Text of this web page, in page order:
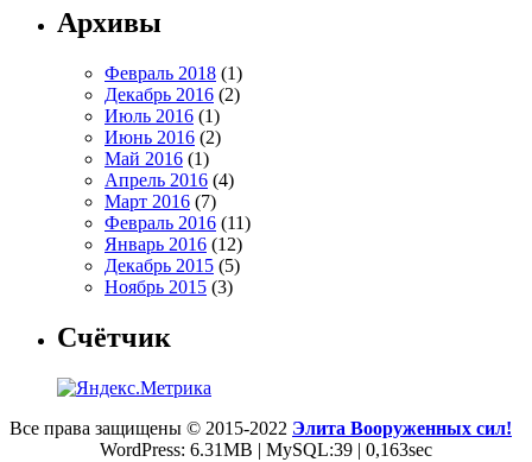
Архивы
Февраль 2018 (1)
Декабрь 2016 (2)
Июль 2016 (1)
Июнь 2016 (2)
Май 2016 (1)
Апрель 2016 (4)
Март 2016 (7)
Февраль 2016 (11)
Январь 2016 (12)
Декабрь 2015 (5)
Ноябрь 2015 (3)
Счётчик
Все права защищены © 2015-2022 Элита Вооруженных сил!
WordPress: 6.31MB | MySQL:39 | 0,163sec